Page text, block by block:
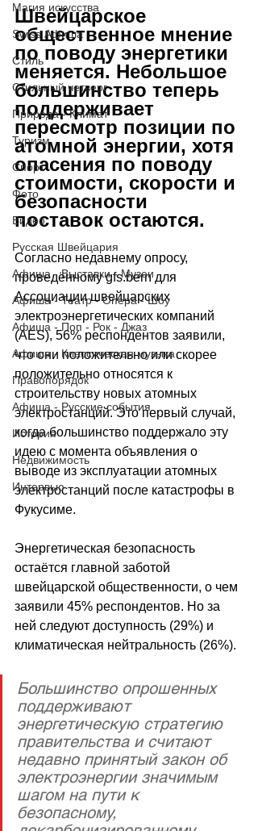
Магия искусства
Swiss Афиша
Стиль
Стильный четверг
Природа - Климат
Туризм
Спорт
Фото
Видео
Русская Швейцария
Афиша - Выставки - Музеи
Афиша - Театр - Опера - Шоу
Афиша - Поп - Рок - Джаз
Афиша - Классическая музыка
Правопорядок
Афиша - Русские события
История
Недвижимость
Интервью
Швейцарское
общественное мнение
по поводу энергетики
меняется. Небольшое
большинство теперь
поддерживает
пересмотр позиции по
атомной энергии, хотя
опасения по поводу
стоимости, скорости и
безопасности
поставок остаются.
Согласно недавнему опросу,
проведённому gfs.bern для
Ассоциации швейцарских
электроэнергетических компаний
(AES), 56% респондентов заявили,
что они положительно или скорее
положительно относятся к
строительству новых атомных
электростанций. Это первый случай,
когда большинство поддержало эту
идею с момента объявления о
выводе из эксплуатации атомных
электростанций после катастрофы в
Фукусиме.
Энергетическая безопасность
остаётся главной заботой
швейцарской общественности, о чем
заявили 45% респондентов. Но за
ней следуют доступность (29%) и
климатическая нейтральность (26%).
Большинство опрошенных
поддерживают
энергетическую стратегию
правительства и считают
недавно принятый закон об
электроэнергии значимым
шагом на пути к
безопасному,